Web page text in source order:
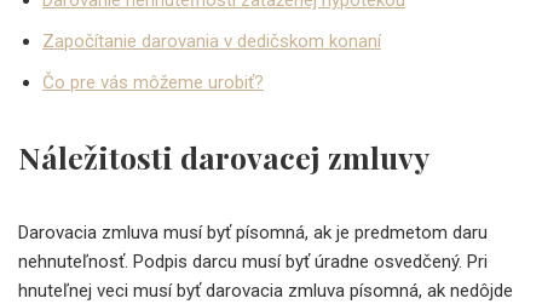
Započítanie darovania v dedičskom konaní
Čo pre vás môžeme urobiť?
Náležitosti darovacej zmluvy
Darovacia zmluva musí byť písomná, ak je predmetom daru
nehnuteľnosť. Podpis darcu musí byť úradne osvedčený. Pri
hnuteľnej veci musí byť darovacia zmluva písomná, ak nedôjde